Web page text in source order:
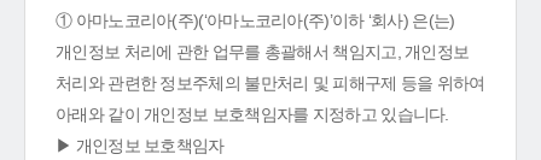
① 아마노코리아(주)(‘아마노코리아(주)’이하 ‘회사) 은(는)
개인정보 처리에 관한 업무를 총괄해서 책임지고, 개인정보
처리와 관련한 정보주체의 불만처리 및 피해구제 등을 위하여
아래와 같이 개인정보 보호책임자를 지정하고 있습니다.
▶ 개인정보 보호책임자